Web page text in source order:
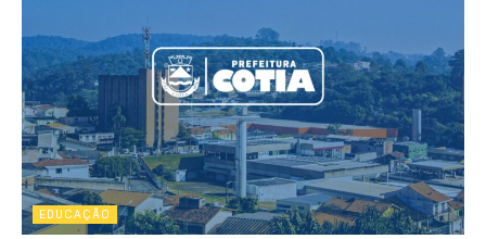
EDUCAÇÃO